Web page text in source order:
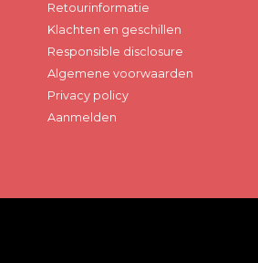
Retourinformatie
Klachten en geschillen
Responsible disclosure
Algemene voorwaarden
Privacy policy
Aanmelden